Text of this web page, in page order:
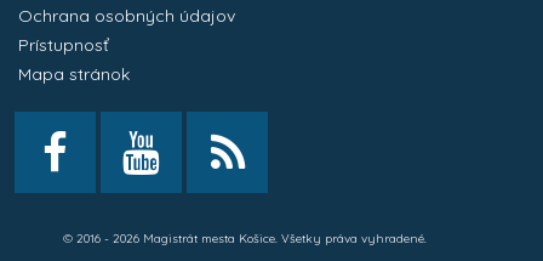
Ochrana osobných údajov
Prístupnosť
Mapa stránok
© 2016 - 2026 Magistrát mesta Košice. Všetky práva vyhradené.